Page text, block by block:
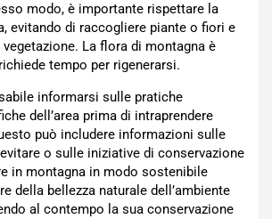
modo, è importante rispettare la
evitando di raccogliere piante o fiori e
La flora di montagna è
tempo per rigenerarsi.
informarsi sulle pratiche
dell’area prima di intraprendere
può includere informazioni sulle
o sulle iniziative di conservazione
in montagna in modo sostenibile
della bellezza naturale dell’ambiente
al contempo la sua conservazione